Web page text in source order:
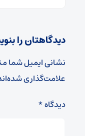
دیدگاهتان را
نشانی ایمیل شما
علامت‌گذاری
دیدگاه*